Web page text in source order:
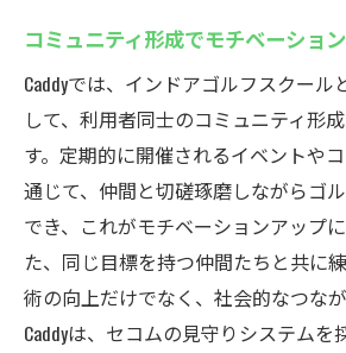
コミュニティ形成でモチベーショ
Caddyでは、インドアゴルフスクー
して、利用者同士のコミュニティ形
す。定期的に開催されるイベントや
通じて、仲間と切磋琢磨しながらゴ
でき、これがモチベーションアップ
た、同じ目標を持つ仲間たちと共に
術の向上だけでなく、社会的なつなが
Caddyは、セコムの見守りシステムを